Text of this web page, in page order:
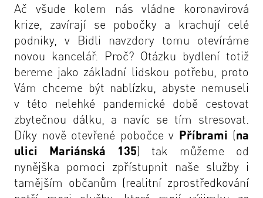
Ač všude kolem nás vládne koronavirová
krize, zavírají se pobočky a krachují celé
podniky, v Bidli navzdory tomu otevíráme
novou kancelář. Proč? Otázku bydlení totiž
bereme jako základní lidskou potřebu, proto
Vám chceme být nablízku, abyste nemuseli
v této nelehké pandemické době cestovat
zbytečnou dálku, a navíc se tím stresovat.
Díky nově otevřené pobočce v Příbrami (na
ulici Mariánská 135) tak můžeme od
nynějška pomoci zpřístupnit naše služby i
tamějším občanům (realitní zprostředkování